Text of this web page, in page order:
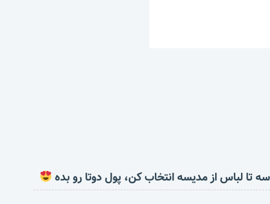
سه تا لباس از مدیسه انتخاب کن، پول دوتا رو بده